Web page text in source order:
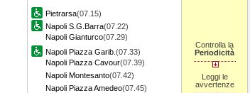
Pietrarsa(07.15)
Napoli S.G.Barra(07.22)
Napoli Gianturco(07.29)
Napoli Piazza Garib. (07.33)
Napoli Piazza Cavour(07.39)
Napoli Montesanto(07.42)
Napoli Piazza Amedeo(07.45)
Controlla la
Periodicità
Leggi le
avvertenze